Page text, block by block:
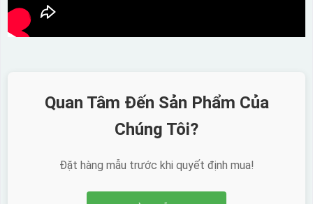
Quan Tâm Đến Sản Phẩm Của
Chúng Tôi?
Đặt hàng mẫu trước khi quyết định mua!